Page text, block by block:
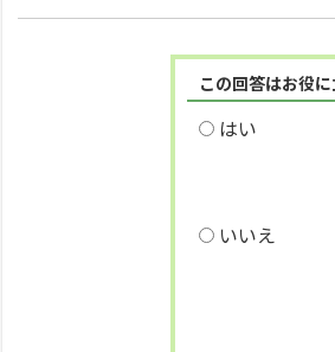
この回答はお役
はい
いいえ